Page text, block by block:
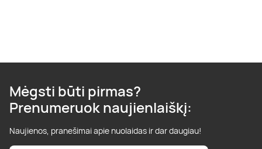
Mėgsti būti pirmas?
Prenumeruok naujienlaiškį:
Naujienos, pranešimai apie nuolaidas ir dar daugiau!